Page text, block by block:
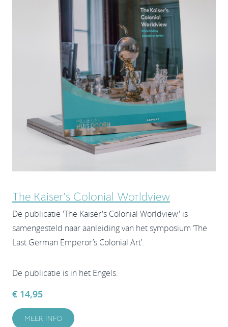
The Kaiser's Colonial Worldview
De publicatie 'The Kaiser's Colonial Worldview' is
samengesteld naar aanleiding van het symposium ‘The
Last German Emperor’s Colonial Art’.
De publicatie is in het Engels.
€ 14,95
MEER INFO